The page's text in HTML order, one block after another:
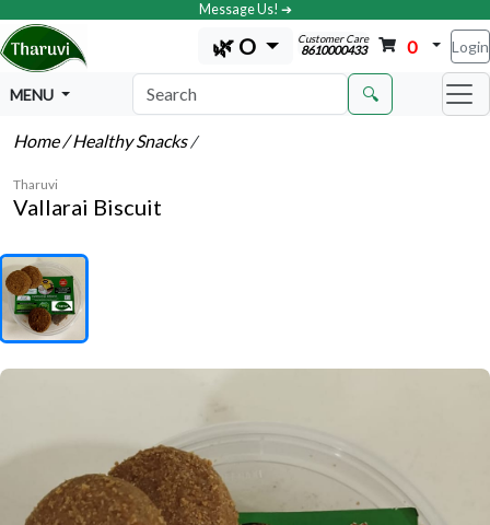
Message Us! ➔
🌿 O Customer Care
8610000433 0 Login
MENU 🔍
Home/ Healthy Snacks/
Tharuvi
Vallarai Biscuit